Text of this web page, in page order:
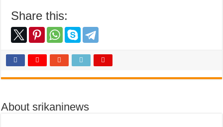
Share this:
About srikaninews